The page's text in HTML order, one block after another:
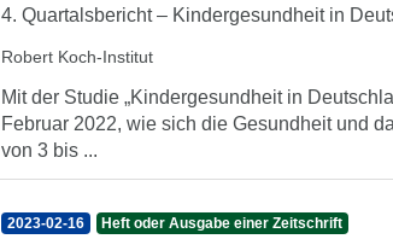
4. Quartalsbericht – Kindergesundheit in
Robert Koch-Institut
Mit der Studie „Kindergesundheit in
Februar 2022, wie sich die Gesundheit und
von 3 bis ...
2023-02-16 Heft oder Ausgabe einer Zeitschrift